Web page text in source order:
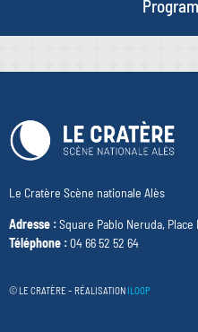
Le Cratère Scène nationale Alès
Adresse :Square Pablo Neruda,
Téléphone :04 66 52 52 64
© LE CRATÈRE – RÉALISATION ILOOP